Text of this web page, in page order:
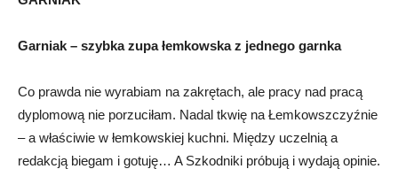
Garniak – szybka zupa łemkowska z jednego garnka
Co prawda nie wyrabiam na zakrętach, ale pracy nad pracą
dyplomową nie porzuciłam. Nadal tkwię na Łemkowszczyźnie
– a właściwie w łemkowskiej kuchni. Między uczelnią a
redakcją biegam i gotuję… A Szkodniki próbują i wydają opinie.